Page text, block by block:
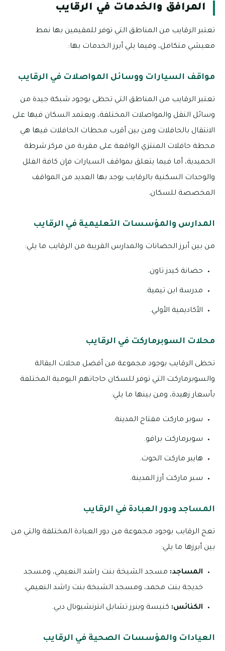
المرافق والخدمات في الرقايب
تعتبر الرقايب من المناطق التي توفر للمقيمين بها نمط
معيشي متكامل، وفيما يلي أبرز الخدمات بها:
مواقف السيارات ووسائل المواصلات في الرقايب
تعتبر الرقايب من المناطق التي تحظى بوجود شبكة جيدة من
وسائل النقل والمواصلات المختلفة، ويعتمد السكان فيها على
الانتقال بالحافلات ومن بين أقرب محطات الحافلات فيها هي
محطة حافلات المنتزي الواقعة على مقربة من مركز شرطة
الحميدية، أما فيما يتعلق بمواقف السيارات فإن كافة الفلل
والوحدات السكنية بالرقايب يوجد بها العديد من المواقف
المخصصة للسكان.
المدارس والمؤسسات التعليمية في الرقايب
من بين أبرز الحضانات والمدارس القريبة من الرقايب ما يلي:
حضانة كيدز تاون.
مدرسة ابن تيمية.
الأكاديمية الأولي.
محلات السوبرماركت في الرقايب
تحظى الرقايب بوجود مجموعة من أفضل محلات البقالة
والسوبرماركت التي توفر للسكان حاجاتهم اليومية المختلفة
بأسعار زهيدة، ومن بينها ما يلي:
سوبر ماركت مفتاح المدينة.
سوبرماركت برافو.
هايبر ماركت الحوت.
سبر ماركت أرز المدينة.
المساجد ودور العبادة في الرقايب
تعج الرقايب بوجود مجموعة من دور العبادة المختلفة والتي من
بين أبرزها ما يلي:
المساجد: مسجد الشيخة بنت راشد النعيمي، ومسجد
خديجة بنت محمد، ومسجد الشبخة بنت راشد النعيمي.
الكنائس: كنيسة وينرز تشابل انترنشيونال دبي.
العيادات والمؤسسات الصحية في الرقايب